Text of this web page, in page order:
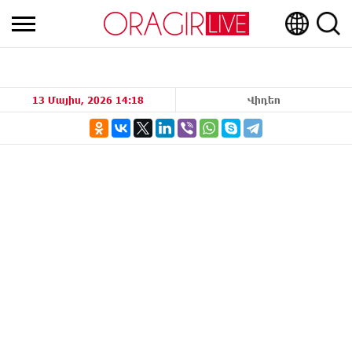
13 Մայիս, 2026 14:18 Վիդեո